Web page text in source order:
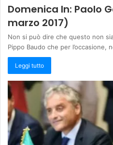
Domenica In: Paolo
marzo 2017)
Non si può dire che questo non
Pippo Baudo che per l’occasione,
Leggi tutto